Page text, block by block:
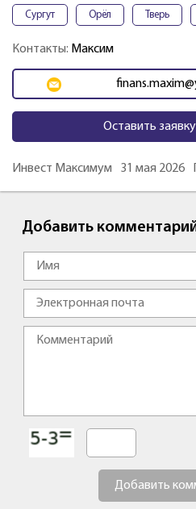
Сургут Орёл Тверь
Контакты: Максим
Оставить
Инвест Максимум 31 мая 2026
Добавить
Добавить